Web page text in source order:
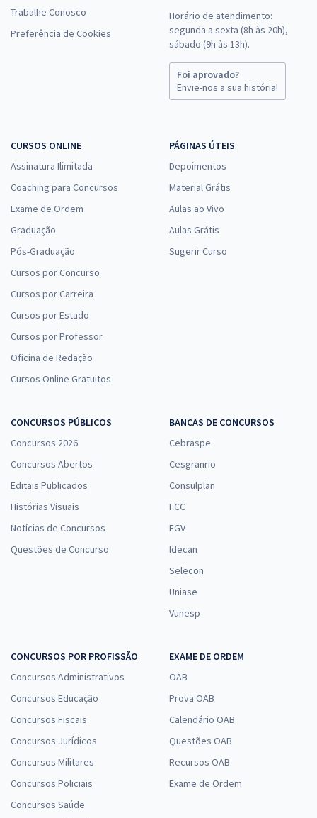
Trabalhe Conosco
Preferência de Cookies
Horário de atendimento:
segunda a sexta (8h às 20h),
sábado (9h às 13h).
Foi aprovado?
Envie-nos a sua história!
CURSOS ONLINE
Assinatura Ilimitada
Coaching para Concursos
Exame de Ordem
Graduação
Pós-Graduação
Cursos por Concurso
Cursos por Carreira
Cursos por Estado
Cursos por Professor
Oficina de Redação
Cursos Online Gratuitos
PÁGINAS ÚTEIS
Depoimentos
Material Grátis
Aulas ao Vivo
Aulas Grátis
Sugerir Curso
CONCURSOS PÚBLICOS
Concursos 2026
Concursos Abertos
Editais Publicados
Histórias Visuais
Notícias de Concursos
Questões de Concurso
BANCAS DE CONCURSOS
Cebraspe
Cesgranrio
Consulplan
FCC
FGV
Idecan
Selecon
Uniase
Vunesp
CONCURSOS POR PROFISSÃO
Concursos Administrativos
Concursos Educação
Concursos Fiscais
Concursos Jurídicos
Concursos Militares
Concursos Policiais
Concursos Saúde
EXAME DE ORDEM
OAB
Prova OAB
Calendário OAB
Questões OAB
Recursos OAB
Exame de Ordem